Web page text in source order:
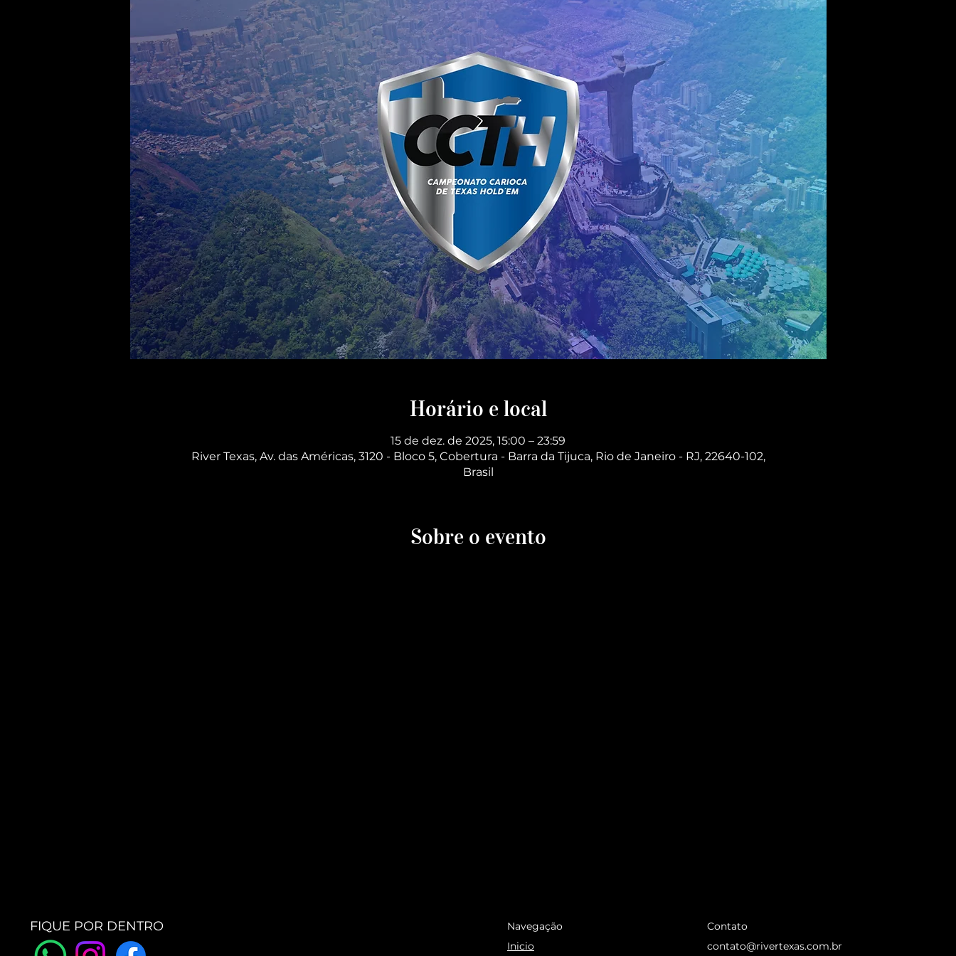
Horário e local
15 de dez. de 2025, 15:00 – 23:59
River Texas, Av. das Américas, 3120 - Bloco 5, Cobertura - Barra da Tijuca, Rio de Janeiro - RJ, 22640-102,
Brasil
Sobre o evento
FIQUE POR DENTRO
Inicio
Navegação
Contato
contato@rivertexas.com.br